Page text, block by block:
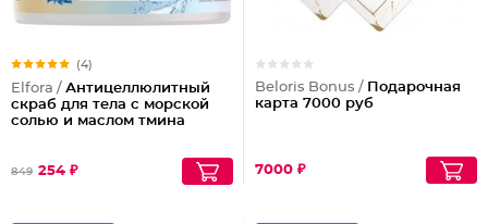
(4)
Elfora / Антицеллюлитный
скраб для тела с морской
солью и маслом тмина
849 254 ₽
Beloris Bonus / Подарочная
карта 7000 руб
7000 ₽